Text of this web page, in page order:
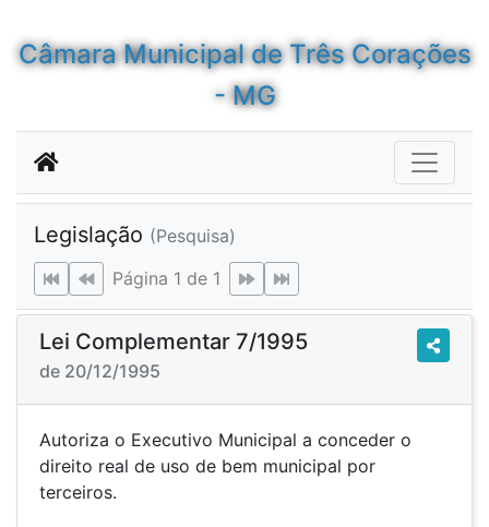
Câmara Municipal de Três Corações
- MG
Legislação (Pesquisa)
Página 1 de 1
Lei Complementar 7/1995
de 20/12/1995
Autoriza o Executivo Municipal a conceder o
direito real de uso de bem municipal por
terceiros.